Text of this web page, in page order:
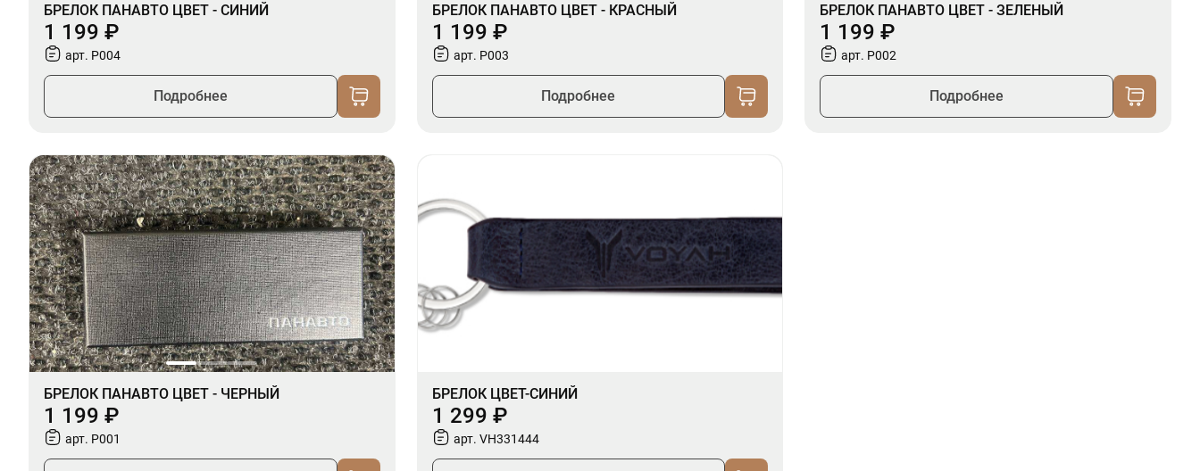
БРЕЛОК ПАНАВТО ЦВЕТ - СИНИЙ
1 199 ₽
арт. P004
Подробнее
БРЕЛОК ПАНАВТО ЦВЕТ - КРАСНЫЙ
1 199 ₽
арт. P003
Подробнее
БРЕЛОК ПАНАВТО ЦВЕТ - ЗЕЛЕНЫЙ
1 199 ₽
арт. P002
Подробнее
БРЕЛОК ПАНАВТО ЦВЕТ - ЧЕРНЫЙ
1 199 ₽
арт. P001
БРЕЛОК ЦВЕТ-СИНИЙ
1 299 ₽
арт. VH331444